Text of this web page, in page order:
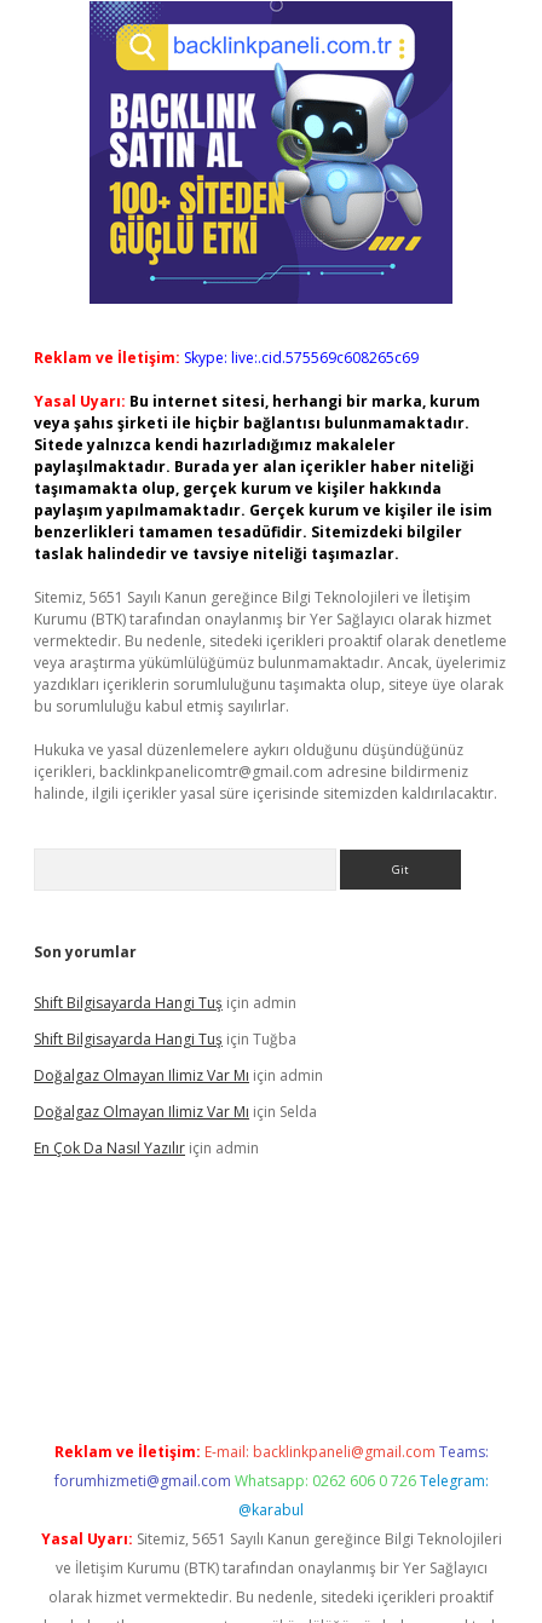
Reklam ve İletişim: Skype: live:.cid.575569c608265c69
Yasal Uyarı: Bu internet sitesi, herhangi bir marka, kurum
veya şahıs şirketi ile hiçbir bağlantısı bulunmamaktadır.
Sitede yalnızca kendi hazırladığımız makaleler
paylaşılmaktadır. Burada yer alan içerikler haber niteliği
taşımamakta olup, gerçek kurum ve kişiler hakkında
paylaşım yapılmamaktadır. Gerçek kurum ve kişiler ile isim
benzerlikleri tamamen tesadüfidir. Sitemizdeki bilgiler
taslak halindedir ve tavsiye niteliği taşımazlar.
Sitemiz, 5651 Sayılı Kanun gereğince Bilgi Teknolojileri ve İletişim
Kurumu (BTK) tarafından onaylanmış bir Yer Sağlayıcı olarak hizmet
vermektedir. Bu nedenle, sitedeki içerikleri proaktif olarak denetleme
veya araştırma yükümlülüğümüz bulunmamaktadır. Ancak, üyelerimiz
yazdıkları içeriklerin sorumluluğunu taşımakta olup, siteye üye olarak
bu sorumluluğu kabul etmiş sayılırlar.
Hukuka ve yasal düzenlemelere aykırı olduğunu düşündüğünüz
içerikleri, backlinkpanelicomtr@gmail.com adresine bildirmeniz
halinde, ilgili içerikler yasal süre içerisinde sitemizden kaldırılacaktır.
Son yorumlar
Shift Bilgisayarda Hangi Tuş için admin
Shift Bilgisayarda Hangi Tuş için Tuğba
Doğalgaz Olmayan Ilimiz Var Mı için admin
Doğalgaz Olmayan Ilimiz Var Mı için Selda
En Çok Da Nasıl Yazılır için admin
Reklam ve İletişim: E-mail: backlinkpaneli@gmail.com Teams:
forumhizmeti@gmail.com Whatsapp: 0262 606 0 726 Telegram:
@karabul
Yasal Uyarı: Sitemiz, 5651 Sayılı Kanun gereğince Bilgi Teknolojileri
ve İletişim Kurumu (BTK) tarafından onaylanmış bir Yer Sağlayıcı
olarak hizmet vermektedir. Bu nedenle, sitedeki içerikleri proaktif